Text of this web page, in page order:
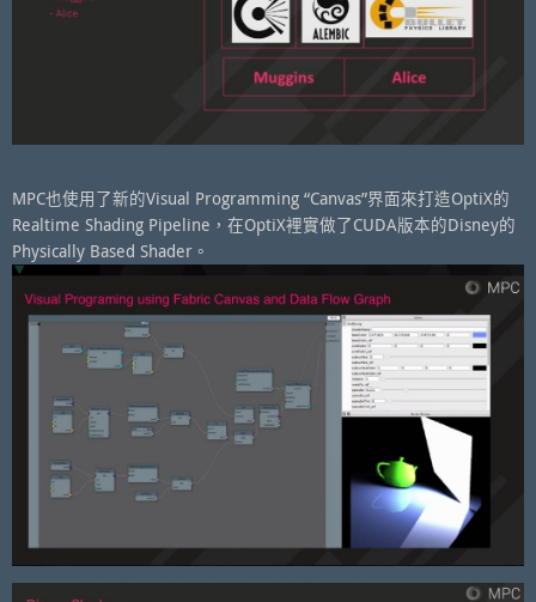
MPC也使用了新的Visual Programming “Canvas”界面來打造OptiX的
Realtime Shading Pipeline，在OptiX裡實做了CUDA版本的Disney的
Physically Based Shader。